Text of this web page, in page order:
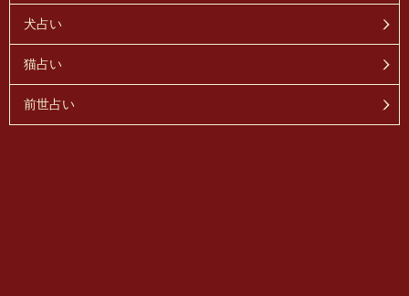
犬占い
猫占い
前世占い